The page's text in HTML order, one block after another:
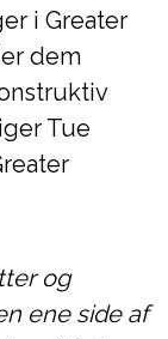
i Greater
dem
Tue
og
ene side af